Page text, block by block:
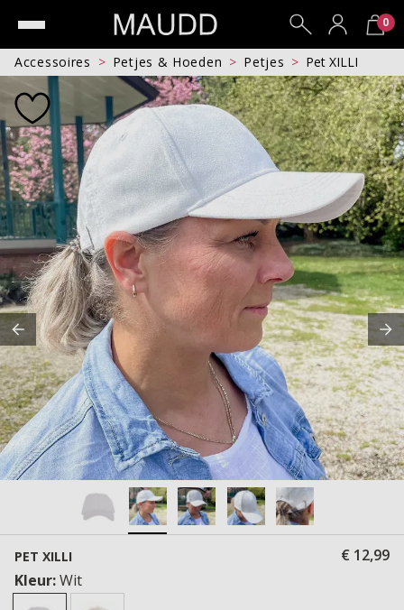
0
Accessoires Petjes & Hoeden Petjes Pet XILLI
PET XILLI
€ 12,99
Kleur:Wit